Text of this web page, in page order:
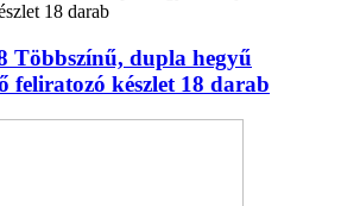
Többszínű, dupla hegyű
feliratozó készlet 18 darab